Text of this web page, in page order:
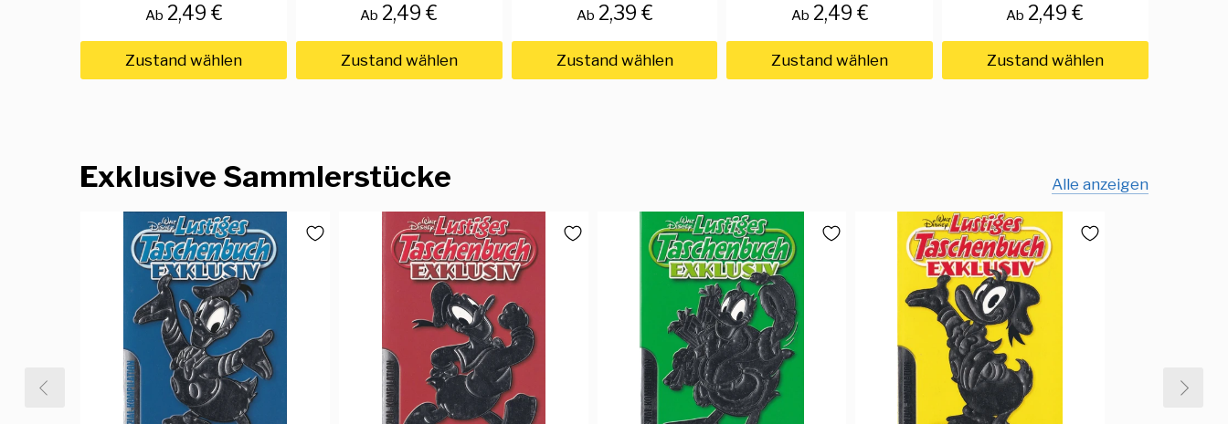
Ab 2,49 €
Zustand wählen
Ab 2,49 €
Zustand wählen
Ab 2,39 €
Zustand wählen
Ab 2,49 €
Zustand wählen
Ab 2,49 €
Zustand wählen
Exklusive Sammlerstücke Alle anzeigen